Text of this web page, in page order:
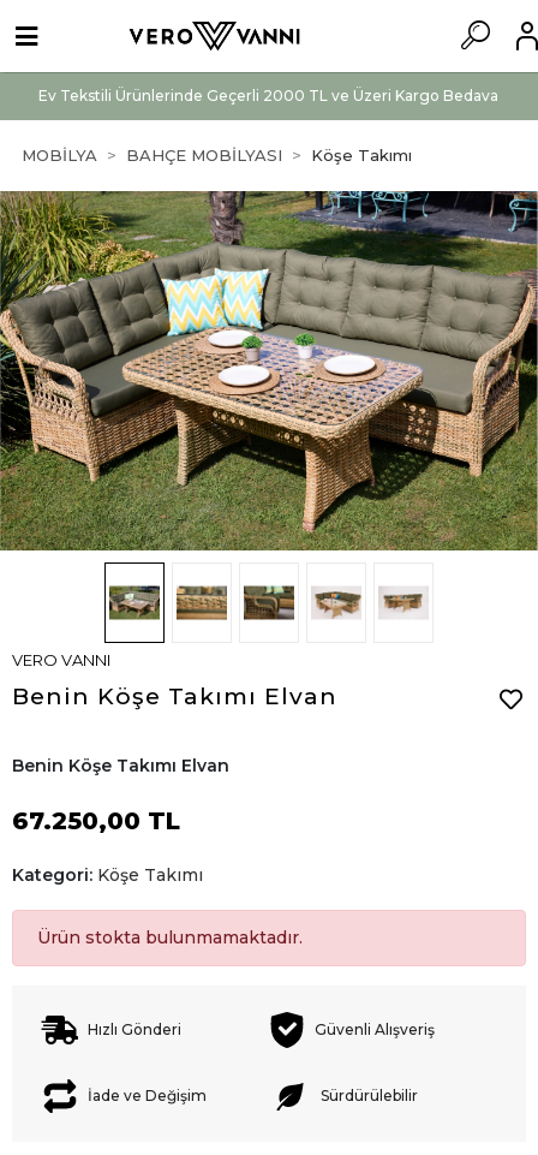
Ev Tekstili Ürünlerinde Geçerli 2000 TL ve Üzeri Kargo Bedava
MOBİLYA BAHÇE MOBİLYASI Köşe Takımı
VERO VANNI
Benin Köşe Takımı Elvan
Benin Köşe Takımı Elvan
67.250,00 TL
Kategori: Köşe Takımı
Ürün stokta bulunmamaktadır.
Hızlı Gönderi Güvenli Alışveriş
İade ve Değişim Sürdürülebilir